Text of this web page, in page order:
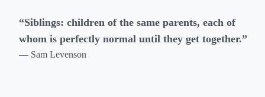
“Siblings: children of the same parents, each of
whom is perfectly normal until they get together.”
— Sam Levenson